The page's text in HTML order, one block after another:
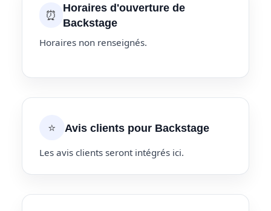
⏰
Horaires d'ouverture de
Backstage
Horaires non renseignés.
⭐ Avis clients pour Backstage
Les avis clients seront intégrés ici.